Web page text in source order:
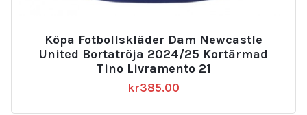
Köpa Fotbollskläder Dam Newcastle
United Bortatröja 2024/25 Kortärmad
Tino Livramento 21
kr385.00